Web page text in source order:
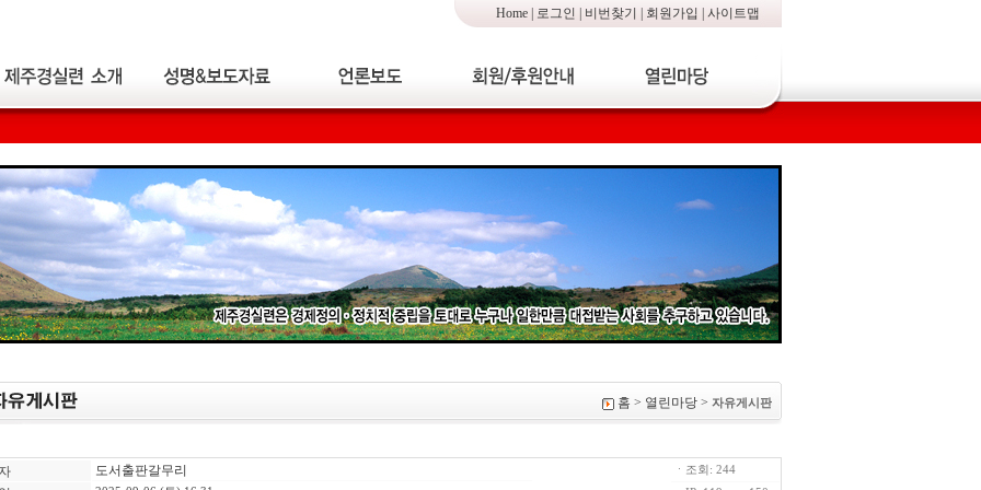
Home 로그인 비번찾기 회원가입 사이트맵
홈 > 열린마당 > 자유게시판
도서출판갈무리
ㆍ조회: 244